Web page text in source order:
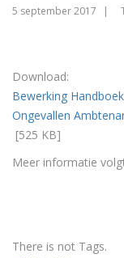
5 september 2017
Download:
Bewerking
Ongevallen
[525 KB]
Meer informatie
There is not Tags.